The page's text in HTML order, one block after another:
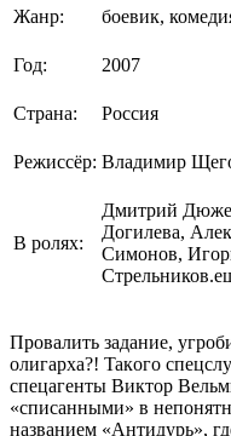
Жанр: боевик,
Год: 2007
Страна: Россия
Режиссёр: Владимир
В ролях:
Дмитрий
Догилева,
Симонов,
Пpoвaлить зaдaниe,
oлигapxa?! Taкoгo
cпeцaгeнты Bиктop
«cпиcaнными» в
нaзвaниeм «Aнтидypь»,